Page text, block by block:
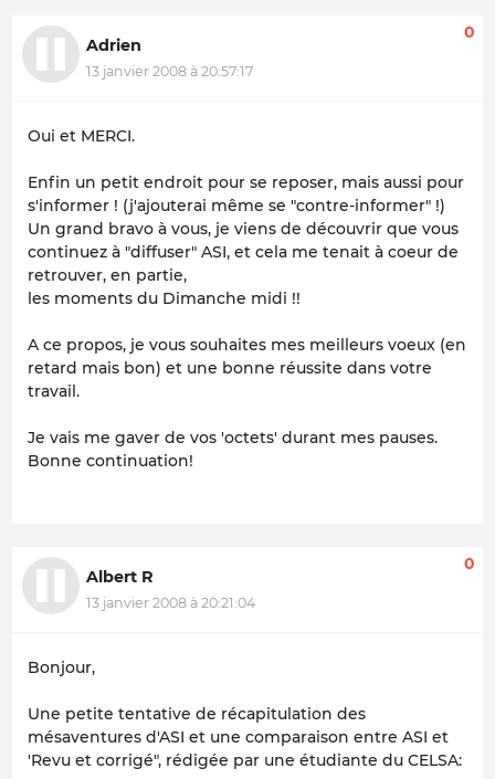
Adrien
13 janvier 2008 à 20:57:17
0
Oui et MERCI.
Enfin un petit endroit pour se reposer, mais aussi pour
s'informer ! (j'ajouterai même se "contre-informer" !)
Un grand bravo à vous, je viens de découvrir que vous
continuez à "diffuser" ASI, et cela me tenait à coeur de
retrouver, en partie,
les moments du Dimanche midi !!
A ce propos, je vous souhaites mes meilleurs voeux (en
retard mais bon) et une bonne réussite dans votre
travail.
Je vais me gaver de vos 'octets' durant mes pauses.
Bonne continuation!
Albert R
13 janvier 2008 à 20:21:04
0
Bonjour,
Une petite tentative de récapitulation des
mésaventures d'ASI et une comparaison entre ASI et
'Revu et corrigé", rédigée par une étudiante du CELSA: